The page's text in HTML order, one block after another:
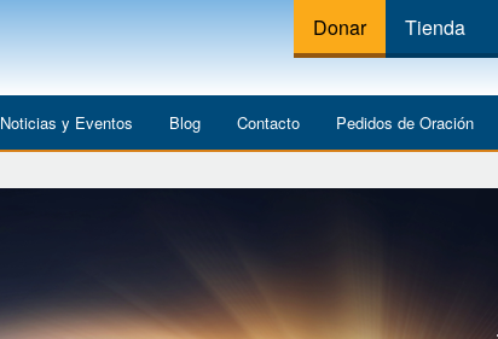
Donar Tienda
Noticias y Eventos Blog Contacto Pedidos de Oración